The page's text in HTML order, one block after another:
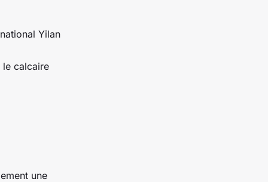
Yilan
le calcaire
une